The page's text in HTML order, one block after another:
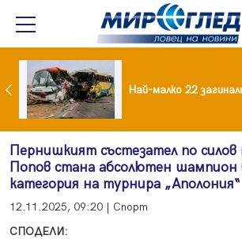
споразумение със САЩ , но без компромиси
Пернишкият състезател по силов
Попов стана абсолютен шампион
категория на турнира „Аполония“
12.11.2025, 09:20 | Спорт
СПОДЕЛИ: